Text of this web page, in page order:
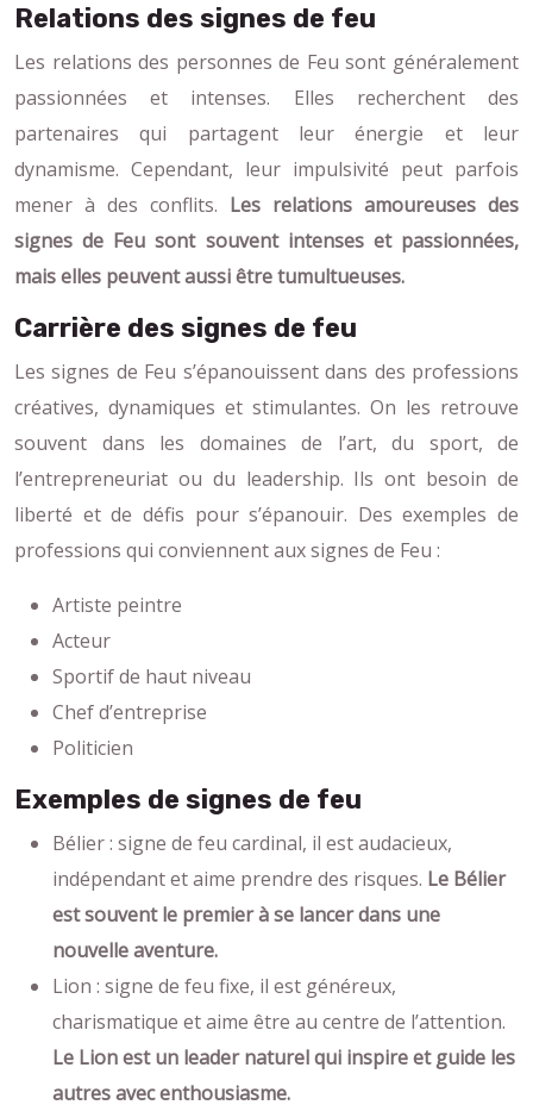
Relations des signes de feu
Les relations des personnes de Feu sont généralement
passionnées et intenses. Elles recherchent des
partenaires qui partagent leur énergie et leur
dynamisme. Cependant, leur impulsivité peut parfois
mener à des conflits. Les relations amoureuses des
signes de Feu sont souvent intenses et passionnées,
mais elles peuvent aussi être tumultueuses.
Carrière des signes de feu
Les signes de Feu s’épanouissent dans des professions
créatives, dynamiques et stimulantes. On les retrouve
souvent dans les domaines de l’art, du sport, de
l’entrepreneuriat ou du leadership. Ils ont besoin de
liberté et de défis pour s’épanouir. Des exemples de
professions qui conviennent aux signes de Feu :
Artiste peintre
Acteur
Sportif de haut niveau
Chef d’entreprise
Politicien
Exemples de signes de feu
Bélier : signe de feu cardinal, il est audacieux,
indépendant et aime prendre des risques. Le Bélier
est souvent le premier à se lancer dans une
nouvelle aventure.
Lion : signe de feu fixe, il est généreux,
charismatique et aime être au centre de l’attention.
Le Lion est un leader naturel qui inspire et guide les
autres avec enthousiasme.